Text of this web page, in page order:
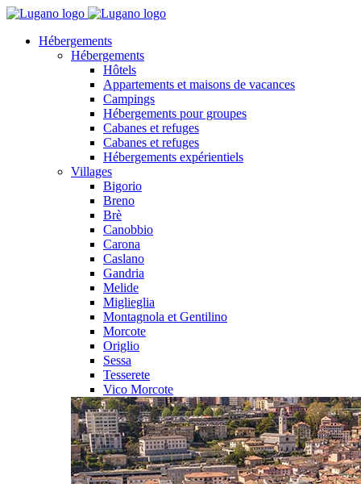
Hébergements
Hébergements
Hôtels
Appartements et maisons de vacances
Campings
Hébergements pour groupes
Cabanes et refuges
Cabanes et refuges
Hébergements expérientiels
Villages
Bigorio
Breno
Brè
Canobbio
Carona
Caslano
Gandria
Melide
Miglieglia
Montagnola et Gentilino
Morcote
Origlio
Sessa
Tesserete
Vico Morcote